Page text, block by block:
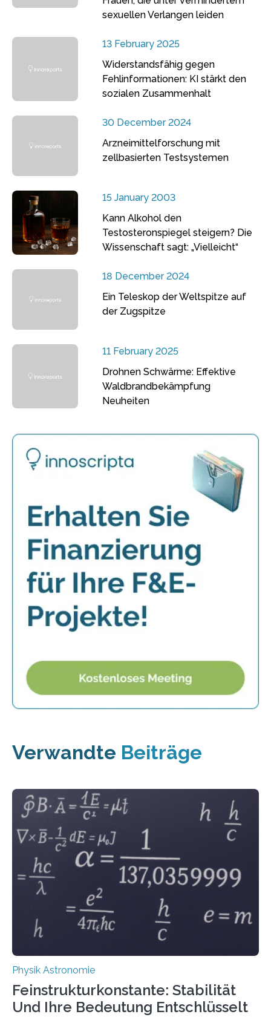
sexuellen Verlangen leiden
13 February 2025
Widerstandsfähig gegen
Fehlinformationen: KI stärkt den
sozialen Zusammenhalt
30 December 2024
Arzneimittelforschung mit
zellbasierten Testsystemen
15 January 2003
Kann Alkohol den
Testosteronspiegel steigern? Die
Wissenschaft sagt: „Vielleicht“
18 December 2024
Ein Teleskop der Weltspitze auf
der Zugspitze
11 February 2025
Drohnen Schwärme: Effektive
Waldbrandbekämpfung
Neuheiten
Verwandte Beiträge
Physik Astronomie
Feinstrukturkonstante: Stabilität
Und Ihre Bedeutung Entschlüsselt